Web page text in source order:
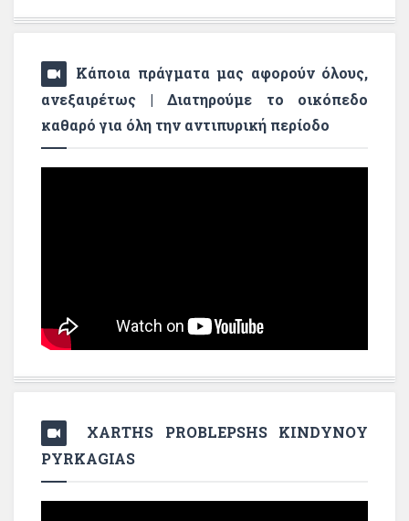
Κάποια πράγματα μας αφορούν όλους,
ανεξαιρέτως | Διατηρούμε το οικόπεδο
καθαρό για όλη την αντιπυρική περίοδο
XARTHS PROBLEPSHS KINDYNOY
PYRKAGIAS